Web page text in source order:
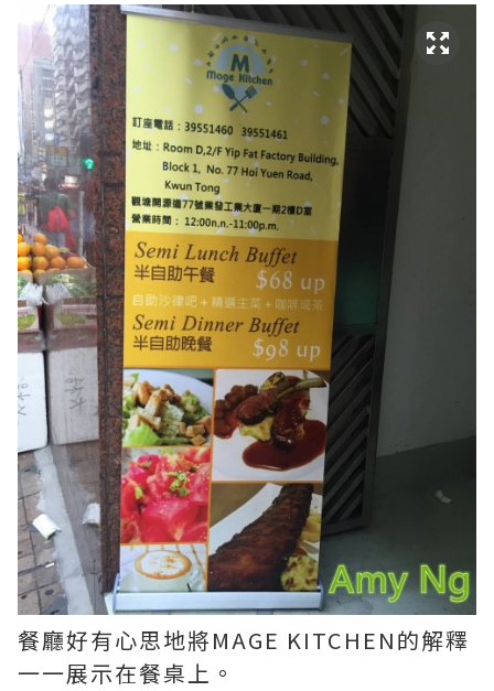
餐廳好有心思地將MAGE KITCHEN的解釋
一一展示在餐桌上。